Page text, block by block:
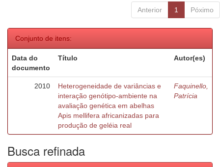
Anterior 1 Póximo
Conjunto de itens:
Data do
documento
Título Autor(es)
2010
Heterogeneidade de variâncias e
interação genótipo-ambiente na
avaliação genética em abelhas
Apis mellifera africanizadas para
produção de geléia real
Faquinello,
Patrícia
Busca refinada